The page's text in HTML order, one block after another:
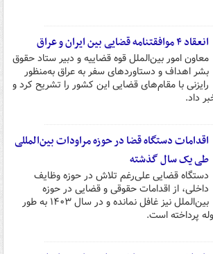
انعقاد ۴ موافقتنامه قضایی بین ایران و عراق
معاون امور بین‌الملل قوه قضاییه و دبیر ستاد حقوق
بشر اهداف و دستاوردهای سفر به عراق به‌منظور
رایزنی با مقام‌های قضایی این کشور را تشریح کرد و
اقدامات دستگاه قضا در حوزه مراودات بین‌المللی
طی یک سال گذشته
دستگاه قضایی علی‌رغم تلاش در حوزه وظایف
داخلی، از اقدامات حقوقی و قضایی در حوزه
بین‌الملل نیز غافل نمانده و در سال ۱۴۰۳ به طور
پرداخته است.